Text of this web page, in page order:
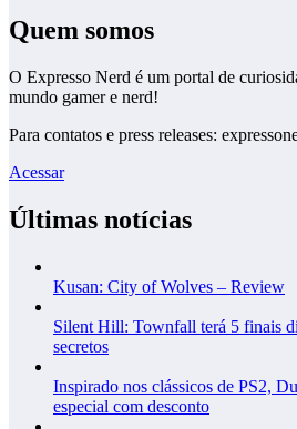
Quem somos
O Expresso Nerd é um portal de
mundo gamer e nerd!
Para contatos e press releases:
Acessar
Últimas notícias
Kusan: City of Wolves – Review
Silent Hill: Townfall terá 5 finais
secretos
Inspirado nos clássicos de PS2,
especial com desconto